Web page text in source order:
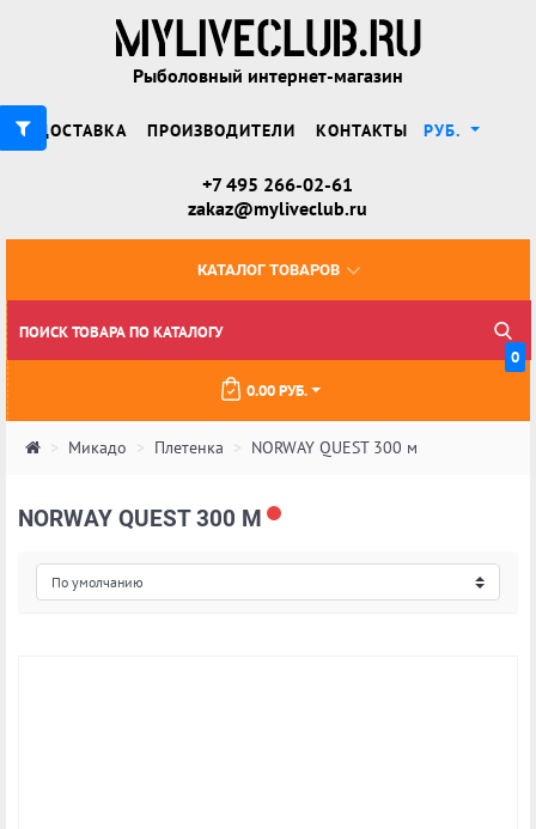
Рыболовный интернет-магазин
ДОСТАВКА ПРОИЗВОДИТЕЛИ КОНТАКТЫ РУБ.
+7 495 266-02-61
zakaz@myliveclub.ru
КАТАЛОГ ТОВАРОВ
0
0.00 РУБ.
Микадо Плетенка NORWAY QUEST 300 м
NORWAY QUEST 300 М